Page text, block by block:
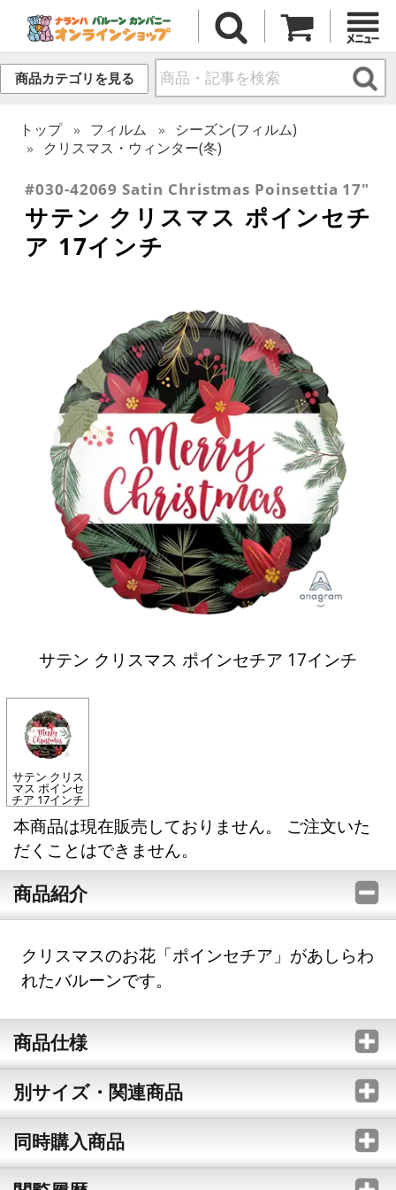
商品カテゴリを見る
トップ フィルム
シーズン(フィルム)
クリスマス・ウィンター(冬)
#030-42069 Satin Christmas Poinsettia 17"
サテン クリスマス ポインセチ
ア 17インチ
サテン クリスマス ポインセチア 17インチ
サテン クリス
マス ポインセ
チア 17インチ
本商品は現在販売しておりません。 ご注文いた
だくことはできません。
商品紹介
クリスマスのお花「ポインセチア」があしらわ
れたバルーンです。
商品仕様
別サイズ・関連商品
同時購入商品